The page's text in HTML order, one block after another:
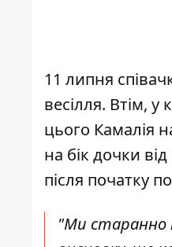
11 липня
весілля. Втім,
цього Камалія
на бік дочки
після початку
"Ми старанно